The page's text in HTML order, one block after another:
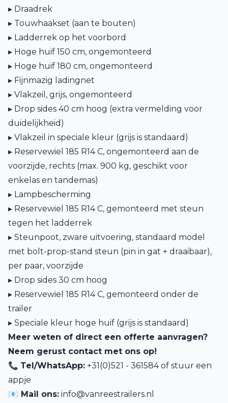
▸ Draadrek
▸ Touwhaakset (aan te bouten)
▸ Ladderrek op het voorbord
▸ Hoge huif 150 cm, ongemonteerd
▸ Hoge huif 180 cm, ongemonteerd
▸ Fijnmazig ladingnet
▸ Vlakzeil, grijs, ongemonteerd
▸ Drop sides 40 cm hoog (extra vermelding voor
duidelijkheid)
▸ Vlakzeil in speciale kleur (grijs is standaard)
▸ Reservewiel 185 R14 C, ongemonteerd aan de
voorzijde, rechts (max. 900 kg, geschikt voor
enkelas en tandemas)
▸ Lampbescherming
▸ Reservewiel 185 R14 C, gemonteerd met steun
tegen het ladderrek
▸ Steunpoot, zware uitvoering, standaard model
met bolt-prop-stand steun (pin in gat + draaibaar),
per paar, voorzijde
▸ Drop sides 30 cm hoog
▸ Reservewiel 185 R14 C, gemonteerd onder de
trailer
▸ Speciale kleur hoge huif (grijs is standaard)
Meer weten of direct een offerte aanvragen?
Neem gerust contact met ons op!
📞 Tel/WhatsApp: +31(0)521 - 361584 of stuur een
appje
📧 Mail ons: info@vanreestrailers.nl